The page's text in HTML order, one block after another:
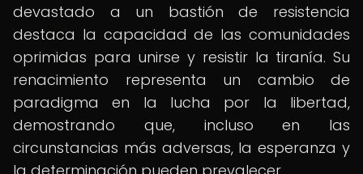
devastado a un bastión de resistencia
destaca la capacidad de las comunidades
oprimidas para unirse y resistir la tiranía. Su
renacimiento representa un cambio de
paradigma en la lucha por la libertad,
demostrando que, incluso en las
circunstancias más adversas, la esperanza y